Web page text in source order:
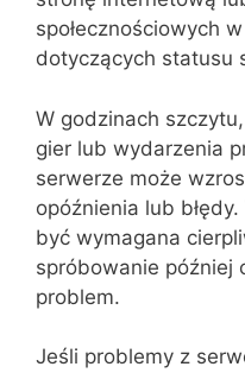
społecznościowych
dotyczących statusu
W godzinach
gier lub wydarzenia
serwerze może
opóźnienia lub
być wymagana
spróbowanie później
problem.
Jeśli problemy z